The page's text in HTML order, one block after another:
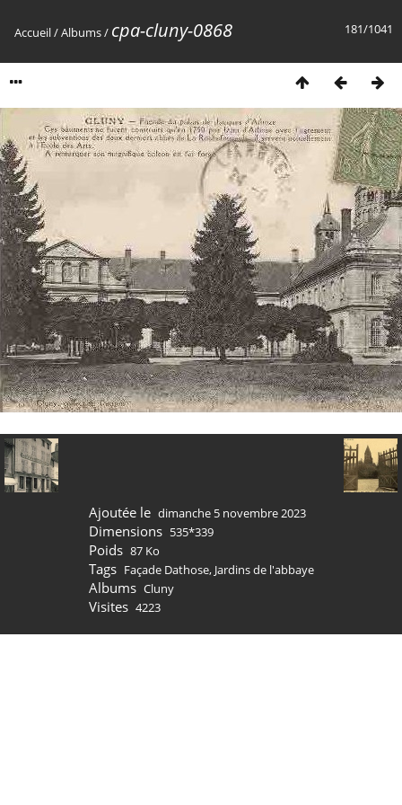
181/1041
Accueil/Albums/ cpa-cluny-0868
Ajoutée le dimanche 5 novembre 2023
Dimensions 535*339
Poids 87 Ko
Tags Façade Dathose, Jardins de l'abbaye
Albums Cluny
Visites 4223